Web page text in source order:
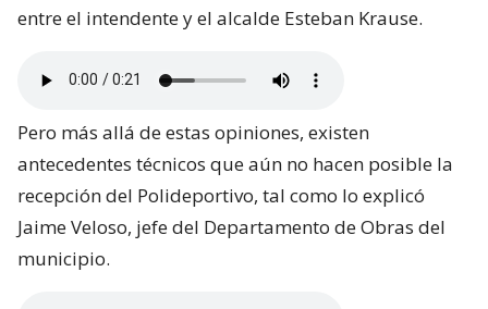
entre el intendente y el alcalde Esteban Krause.
Pero más allá de estas opiniones, existen
antecedentes técnicos que aún no hacen posible la
recepción del Polideportivo, tal como lo explicó
Jaime Veloso, jefe del Departamento de Obras del
municipio.